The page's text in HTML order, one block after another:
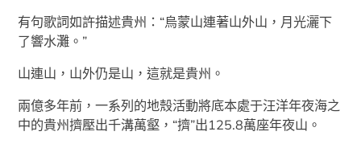
有句歌詞如許描述貴州：“烏蒙山連著山外山，月光灑下
了響水灘。”
山連山，山外仍是山，這就是貴州。
兩億多年前，一系列的地殼活動將底本處于汪洋年夜海之
中的貴州擠壓出千溝萬壑，“擠”出125.8萬座年夜山。